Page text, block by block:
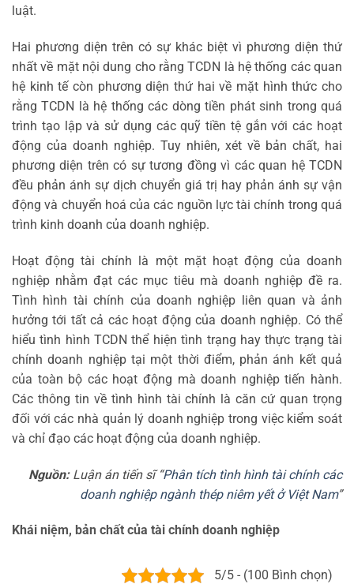
luật.
Hai phương diện trên có sự khác biệt vì phương diện thứ
nhất về mặt nội dung cho rằng TCDN là hệ thống các quan
hệ kinh tế còn phương diện thứ hai về mặt hình thức cho
rằng TCDN là hệ thống các dòng tiền phát sinh trong quá
trình tạo lập và sử dụng các quỹ tiền tệ gắn với các hoạt
động của doanh nghiệp. Tuy nhiên, xét về bản chất, hai
phương diện trên có sự tương đồng vì các quan hệ TCDN
đều phản ánh sự dịch chuyển giá trị hay phản ánh sự vận
động và chuyển hoá của các nguồn lực tài chính trong quá
trình kinh doanh của doanh nghiệp.
Hoạt động tài chính là một mặt hoạt động của doanh
nghiệp nhằm đạt các mục tiêu mà doanh nghiệp đề ra.
Tình hình tài chính của doanh nghiệp liên quan và ảnh
hưởng tới tất cả các hoạt động của doanh nghiệp. Có thể
hiểu tình hình TCDN thể hiện tình trạng hay thực trạng tài
chính doanh nghiệp tại một thời điểm, phản ánh kết quả
của toàn bộ các hoạt động mà doanh nghiệp tiến hành.
Các thông tin về tình hình tài chính là căn cứ quan trọng
đối với các nhà quản lý doanh nghiệp trong việc kiểm soát
và chỉ đạo các hoạt động của doanh nghiệp.
Nguồn:Luận án tiến sĩ “Phân tích tình hình tài chính các
doanh nghiệp ngành thép niêm yết ở Việt Nam”
Khái niệm, bản chất của tài chính doanh nghiệp
5/5 - (100 Bình chọn)